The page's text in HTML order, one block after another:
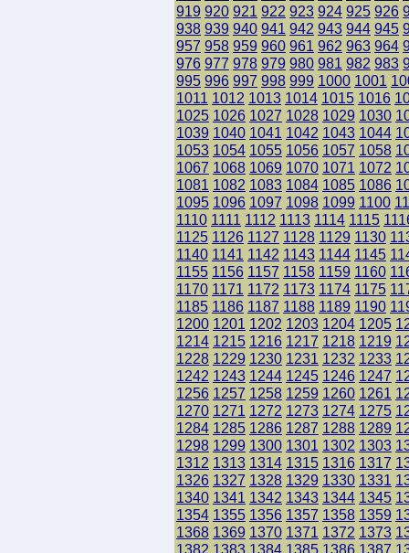
919 920 921 922 923 924 925 926
938 939 940 941 942 943 944 945
957 958 959 960 961 962 963 964
976 977 978 979 980 981 982 983
995 996 997 998 999 1000 1001
1011 1012 1013 1014 1015 1016
1025 1026 1027 1028 1029 1030
1039 1040 1041 1042 1043 1044
1053 1054 1055 1056 1057 1058
1067 1068 1069 1070 1071 1072
1081 1082 1083 1084 1085 1086
1095 1096 1097 1098 1099 1100
1110 1111 1112 1113 1114 1115
1125 1126 1127 1128 1129 1130
1140 1141 1142 1143 1144 1145
1155 1156 1157 1158 1159 1160
1170 1171 1172 1173 1174 1175
1185 1186 1187 1188 1189 1190
1200 1201 1202 1203 1204 1205
1214 1215 1216 1217 1218 1219
1228 1229 1230 1231 1232 1233
1242 1243 1244 1245 1246 1247
1256 1257 1258 1259 1260 1261
1270 1271 1272 1273 1274 1275
1284 1285 1286 1287 1288 1289
1298 1299 1300 1301 1302 1303
1312 1313 1314 1315 1316 1317
1326 1327 1328 1329 1330 1331
1340 1341 1342 1343 1344 1345
1354 1355 1356 1357 1358 1359
1368 1369 1370 1371 1372 1373
1382 1383 1384 1385 1386 1387